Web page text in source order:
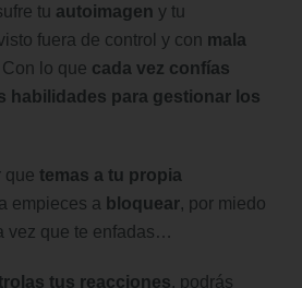
tu autoimagen y tu
fuera de control y con mala
Con lo que cada vez confías
habilidades para gestionar los
que temas a tu propia
empieces a bloquear, por miedo
vez que te enfadas…
tus reacciones, podrás